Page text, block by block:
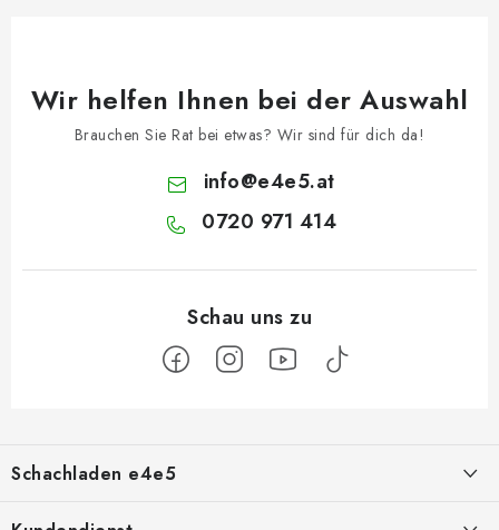
Wir helfen Ihnen bei der Auswahl
Brauchen Sie Rat bei etwas? Wir sind für dich da!
info@e4e5.at
0720 971 414
ß
z
Schachladen e4e5